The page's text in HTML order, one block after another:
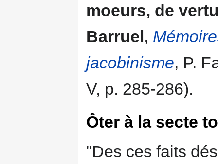
moeurs, de
Barruel,
jacobinisme, P.
V, p. 285-286).
Ôter à la secte
"Des ces faits